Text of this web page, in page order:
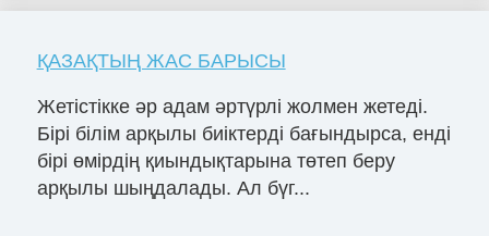
ҚАЗАҚТЫҢ ЖАС БАРЫСЫ
Жетістікке әр адам әртүрлі жолмен жетеді.
Бірі білім арқылы биіктерді бағындырса, енді
бірі өмірдің қиындықтарына төтеп беру
арқылы шыңдалады. Ал бүг...